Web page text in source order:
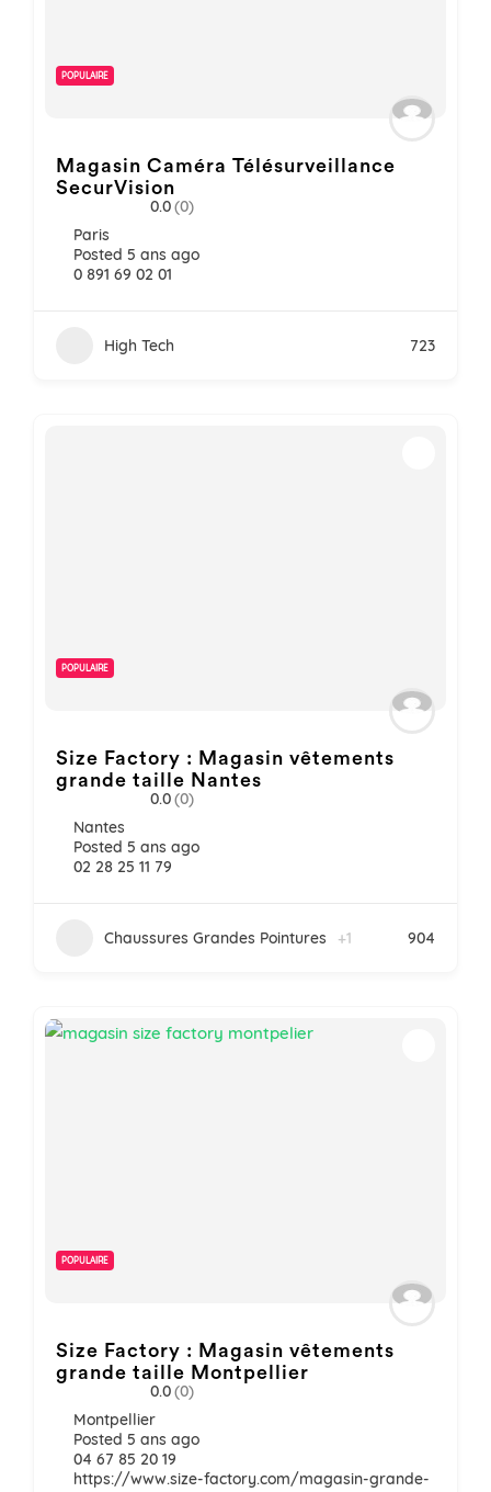
POPULAIRE
Magasin Caméra Télésurveillance
SecurVision
0.0(0)
Paris
Posted 5 ans ago
0 891 69 02 01
High Tech 723
POPULAIRE
Size Factory : Magasin vêtements
grande taille Nantes
0.0(0)
Nantes
Posted 5 ans ago
02 28 25 11 79
Chaussures Grandes Pointures +1 904
POPULAIRE
Size Factory : Magasin vêtements
grande taille Montpellier
0.0(0)
Montpellier
Posted 5 ans ago
04 67 85 20 19
https://www.size-factory.com/magasin-grande-